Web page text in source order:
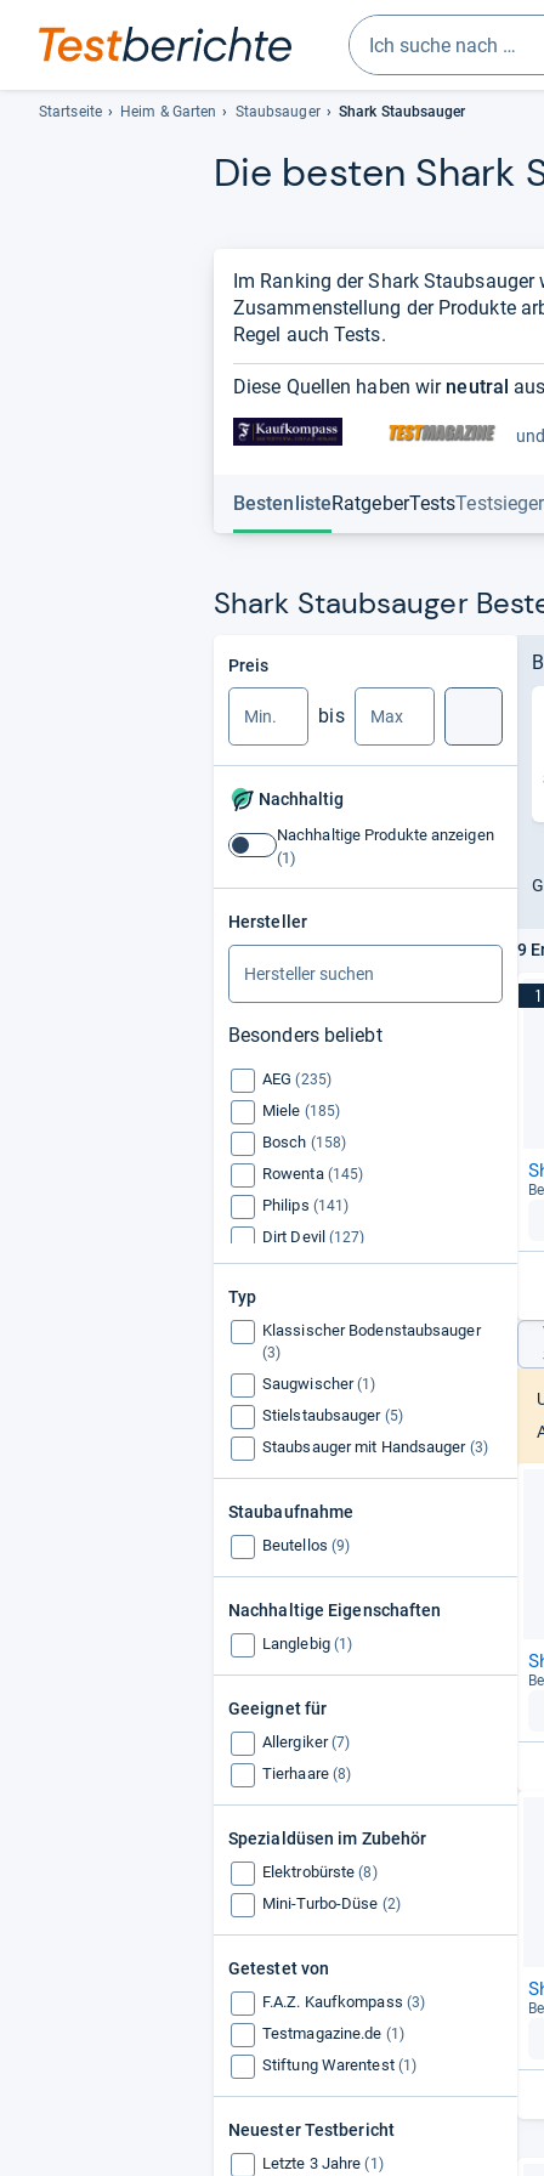
Geben
Sie
drei
Zeichen
erscheinen
automatisch
und
sich
Startseite Heim & Garten Staubsauger Shark Staubsauger
Die bes­ten Shark
Im Ranking der Shark Staubsauger
Zusammenstellung der Produkte
Regel auch Tests.
Diese Quellen haben wir neutral
BestenlisteRatgeberTestsTestsieger
Shark Staubsauger
Preis
bis
Nachhaltig
Nachhaltige
Nachhaltige Produkte anzeigen
Hersteller
Besonders beliebt
AEG (235)
Miele (185)
Bosch (158)
Rowenta (145)
Philips (141)
Dirt Devil (127)
Siemens (110)
Dyson (74)
Fakir
Samsung (42)
Vorwerk
Typ
Klassischer Bodenstaubsauger
(3)
Saugwischer (1)
Stielstaubsauger (5)
Staubsauger mit Handsauger (3)
Staubaufnahme
Beutellos (9)
Nachhaltige Eigenschaften
Langlebig (1)
Geeignet für
Allergiker (7)
Tierhaare (8)
Spezialdüsen im Zubehör
Elektrobürste (8)
Mini-Turbo-Düse (2)
Getestet von
F.A.Z. Kaufkompass (3)
Testmagazine.de (1)
Stiftung Warentest (1)
Neuester Testbericht
Letzte 3 Jahre (1)
9
1